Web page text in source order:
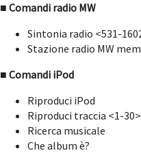
■ Comandi radio MW
Sintonia radio <531-
Stazione radio MW
■ Comandi iPod
Riproduci iPod
Riproduci traccia <1-30>
Ricerca musicale
Che album è?